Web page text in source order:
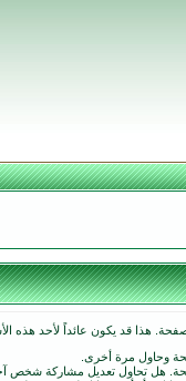
هذا قد يكون عائداً لأحد هذه
وحاول مرة أخرى.
هل تحاول تعديل مشاركة شخص